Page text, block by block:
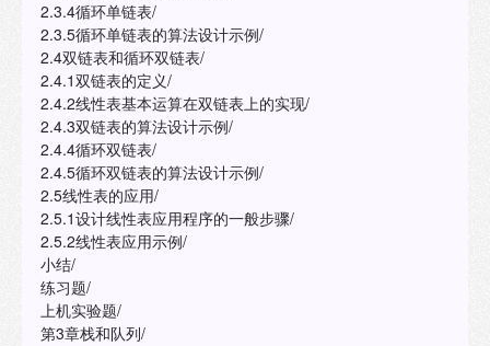
2.3.4循环单链表/
2.3.5循环单链表的算法设计示例/
2.4双链表和循环双链表/
2.4.1双链表的定义/
2.4.2线性表基本运算在双链表上的实现/
2.4.3双链表的算法设计示例/
2.4.4循环双链表/
2.4.5循环双链表的算法设计示例/
2.5线性表的应用/
2.5.1设计线性表应用程序的一般步骤/
2.5.2线性表应用示例/
小结/
练习题/
上机实验题/
第3章栈和队列/